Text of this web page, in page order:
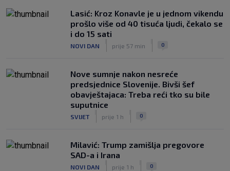
Lasić: Kroz Konavle je u jednom vikendu
prošlo više od 40 tisuća ljudi, čekalo se
i do 15 sati
NOVI DAN prije 57 min 0
Nove sumnje nakon nesreće
predsjednice Slovenije. Bivši šef
obavještajaca: Treba reći tko su bile
suputnice
SVIJET prije 1 h 0
Milavić: Trump zamišlja pregovore
SAD-a i Irana
NOVI DAN prije 1 h 0